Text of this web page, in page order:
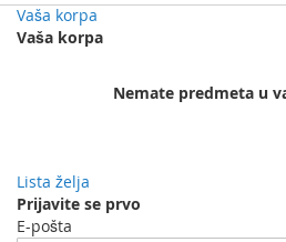
Vaša korpa
Vaša korpa
Nemate predmeta u
Lista želja
Prijavite se prvo
E-pošta